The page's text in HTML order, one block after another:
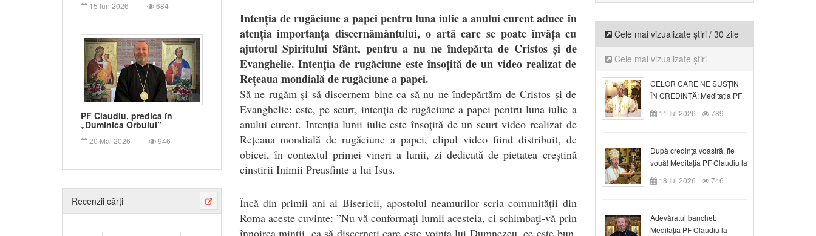
15 Iun 2026 684
PF Claudiu, predica în
„Duminica Orbului”
20 Mai 2026 946
Recenzii cărți
Intenția de rugăciune a papei pentru luna iulie a anului curent aduce în
atenția importanța discernământului, o artă care se poate învăța cu
ajutorul Spiritului Sfânt, pentru a nu ne îndepărta de Cristos și de
Evanghelie. Intenția de rugăciune este însoțită de un video realizat de
Rețeaua mondială de rugăciune a papei.
Să ne rugăm și să discernem bine ca să nu ne îndepărtăm de Cristos și de
Evanghelie: este, pe scurt, intenția de rugăciune a papei pentru luna iulie a
anului curent. Intenția lunii iulie este însoțită de un scurt video realizat de
Rețeaua mondială de rugăciune a papei, clipul video fiind distribuit, de
obicei, în contextul primei vineri a lunii, zi dedicată de pietatea creștină
cinstirii Inimii Preasfinte a lui Isus.
Încă din primii ani ai Bisericii, apostolul neamurilor scria comunității din
Roma aceste cuvinte: ”Nu vă conformaţi lumii acesteia, ci schimbaţi-vă prin
înnoirea minţii, ca să discerneţi care este voinţa lui Dumnezeu, ce este bun,
Cele mai vizualizate știri / 30 zile
Cele mai vizualizate știri
CELOR CARE NE SUSȚIN
ÎN CREDINȚĂ: Meditația PF
Claudiu la Duminica a VI-a
după Rusalii
11 Iul 2026 789
După credinţa voastră, fie
vouă! Meditația PF Claudiu la
duminica a VII-a după Rusalii
18 Iul 2026 746
Adevăratul banchet:
Meditația PF Claudiu la